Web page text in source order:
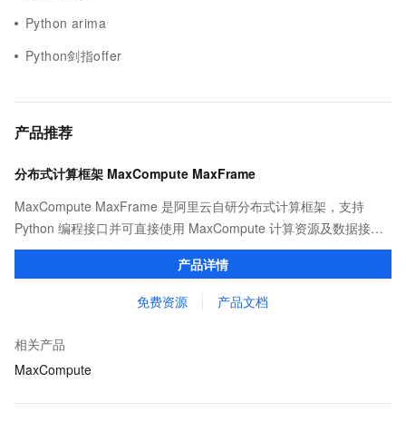
Python arima
Python剑指offer
产品推荐
分布式计算框架 MaxCompute MaxFrame
MaxCompute MaxFrame 是阿里云自研分布式计算框架，支持
Python 编程接口并可直接使用 MaxCompute 计算资源及数据接
口，与 MaxCompute Notebook、镜像管理等功能共同构成
MaxCompute 完整 Python 开发生态。
产品详情
免费资源 产品文档
相关产品
MaxCompute